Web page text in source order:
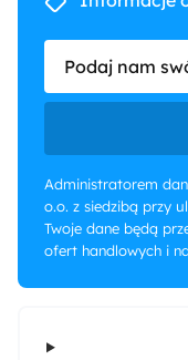
Podaj nam
Administratorem
o.o. z siedzibą przy
Twoje dane będą
ofert handlowych i